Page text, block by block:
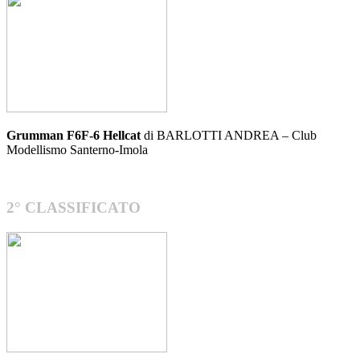
Grumman F6F-6 Hellcat di BARLOTTI ANDREA – Club
Modellismo Santerno-Imola
2° CLASSIFICATO